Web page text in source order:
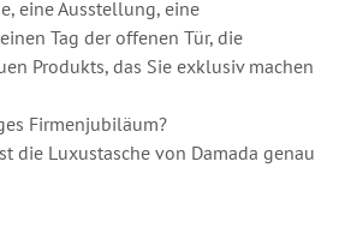
eine Ausstellung, eine
Tag der offenen Tür, die
Produkts, das Sie exklusiv machen
Firmenjubiläum?
die Luxustasche von Damada genau